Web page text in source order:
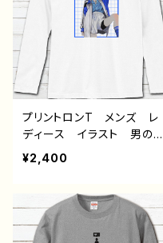
タイトル：デザインロンT
シャツ №640 J1-9
プリントロンT メンズ レ
ディース イラスト 男の
子 イケメン ショタ 少
年 かわいい かっこい
的 おすすめ 人気 イラ
ストレーター 絵師 オリ
ジナル デザイン グッ
¥2,400